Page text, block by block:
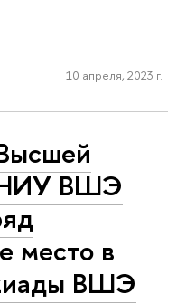
10 апреля, 2023 г.
НИУ ВШЭ
место в
ВШЭ